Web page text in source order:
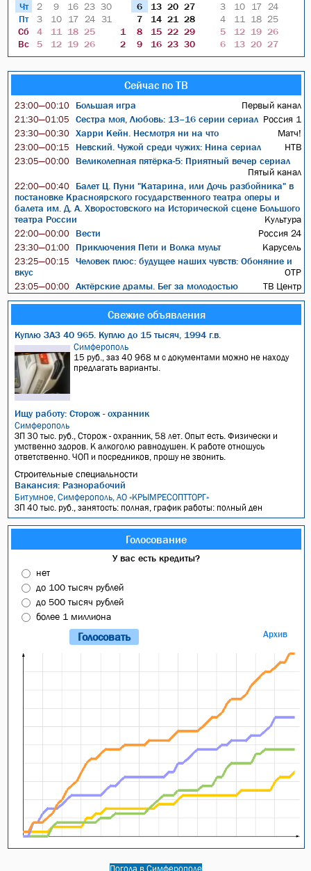
Чт
Пт
Сб
Вс
2
9 16 23 30
3
10 17 24 31
4
11 18 25
5
12 19 26
6
13 20 27
7
14 21
28
1
8 15 22 29
2
9 16 23 30
3
10 17
24
4
11 18 25
5
12 19 26
6
13 20 27
Сейчас по ТВ
23:00—00:10 Большая игра Первый канал
21:30—01:05 Сестра моя, Любовь: 13–16 серии сериал Россия 1
23:30—00:30 Харри Кейн. Несмотря ни на что Матч!
23:00—00:15 Невский. Чужой среди чужих: Нина сериал НТВ
23:05—00:00
Великолепная пятёрка-5: Приятный вечер сериал
Пятый канал
22:00—00:40
Балет Ц. Пуни "Катарина, или Дочь разбойника" в
постановке Красноярского государственного театра оперы и
балета им. Д. А. Хворостовского на Исторической сцене Большого
театра России
Культура
22:00—00:00 Вести Россия 24
23:30—01:00 Приключения Пети и Волка мульт Карусель
23:25—00:15
Человек плюс: будущее наших чувств: Обоняние и
вкус
ОТР
23:05—00:00 Актёрские драмы. Бег за молодостью ТВ Центр
Свежие объявления
Куплю ЗАЗ 40 965. Куплю до 15 тысяч, 1994 г.в.
Симферополь
15 руб., заз 40 968 м с документами можно не находу
предлагать варианты.
Ищу работу: Сторож - охранник
Симферополь
ЗП 30 тыс. руб., Сторож - охранник, 58 лет. Опыт есть. Физически и
умственно здоров. К алкоголю равнодушен. К работе отношусь
ответственно. ЧОП и посредников, прошу не звонить.
Строительные специальности
Вакансия: Разнорабочий
Битумное, Симферополь, АО «КРЫМРЕСОПТТОРГ»
ЗП 40 тыс. руб., занятость: полная, график работы: полный ден
Голосование
У вас есть кредиты?
нет
до 100 тысяч рублей
до 500 тысяч рублей
более 1 миллиона
Архив
Погода в Симферополе